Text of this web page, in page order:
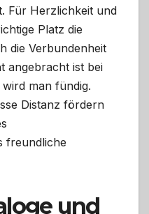
Für Herzlichkeit und
Platz die
die Verbundenheit
angebracht ist bei
man fündig.
Distanz fördern
freundliche
und